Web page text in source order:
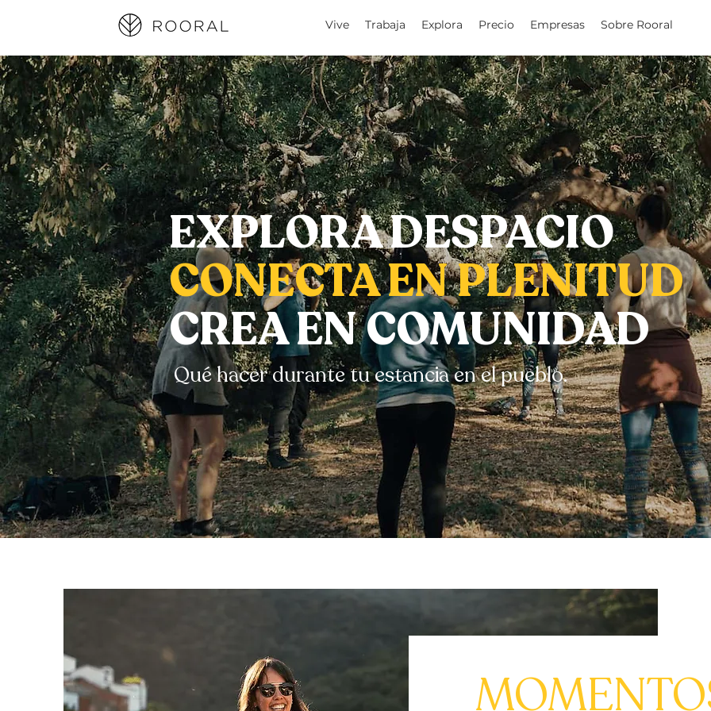
Vive Trabaja Explora Precio Empresas Sobre Rooral
EXPLORA DESPACIO
CONECTA EN PLENITUD
CREA EN COMUNIDAD
Qué hacer durante tu estancia en el pueblo.